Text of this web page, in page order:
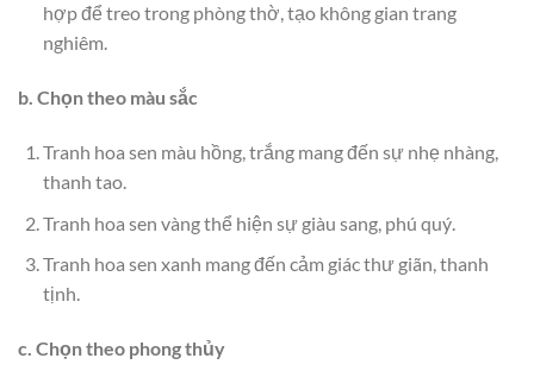
hợp để treo trong phòng thờ, tạo không gian trang
nghiêm.
b. Chọn theo màu sắc
Tranh hoa sen màu hồng, trắng mang đến sự nhẹ nhàng,
thanh tao.
Tranh hoa sen vàng thể hiện sự giàu sang, phú quý.
Tranh hoa sen xanh mang đến cảm giác thư giãn, thanh
tịnh.
c. Chọn theo phong thủy